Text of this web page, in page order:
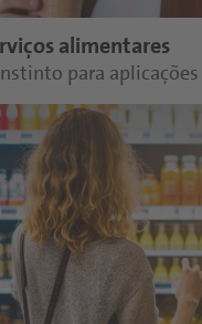
alimentares
para